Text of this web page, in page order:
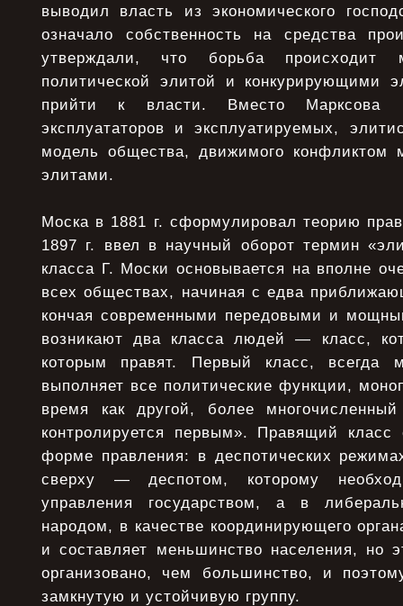
выводил власть из экономического
означало собственность на средства
утверждали, что борьба происходит
политической элитой и конкурирующими
прийти к власти. Вместо Марксова
эксплуататоров и эксплуатируемых,
модель общества, движимого конфликтом
элитами.
Моска в 1881 г. сформулировал теорию
1897 г. ввел в научный оборот термин
класса Г. Моски основывается на вполне
всех обществах, начиная с едва
кончая современными передовыми и
возникают два класса людей — класс,
которым правят. Первый класс, всегда
выполняет все политические функции,
время как другой, более
контролируется первым». Правящий
форме правления: в деспотических
сверху — деспотом, которому
управления государством, а в
народом, в качестве координирующего
и составляет меньшинство населения, но
организовано, чем большинство, и
замкнутую и устойчивую группу.